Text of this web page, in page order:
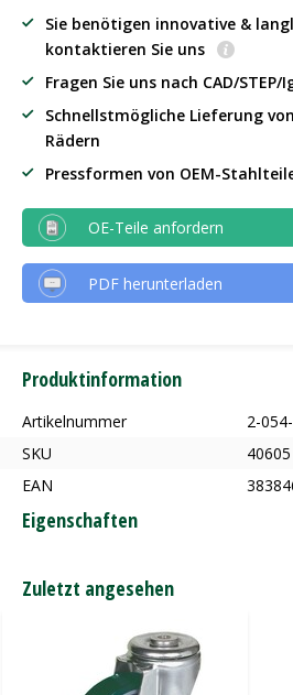
Sie benötigen innovative &
kontaktieren Sie uns
Fragen Sie uns nach CAD/STEP/
Schnellstmögliche Lieferung
Rädern
Pressformen von OEM-
OE-Teile anfordern
PDF herunterladen
Produktinformation
Artikelnummer
2-
SKU
40605
EAN
Eigenschaften
Zuletzt angesehen